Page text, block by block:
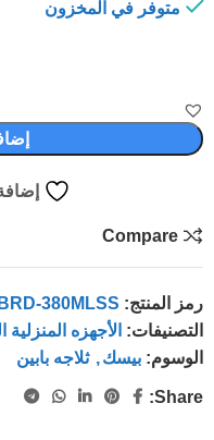
متوفر في المخزون
Compare
رمز المنتج: BRD-380MLSS
التصنيفات: الأجهزه المنزلية
الوسوم: بيسك, ثلاجه بابين
Share: